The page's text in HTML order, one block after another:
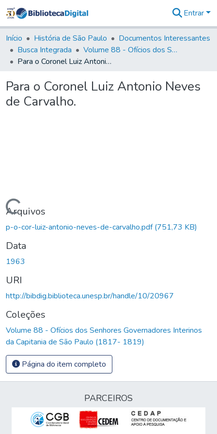
&
Coleções
Tudo na
Biblioteca
Estatísticas
Entrar
Início História de São Paulo
Documentos Interessantes
Busca Integrada
Volume 88 - Ofícios dos Senhores Governadores Interinos da Capitania de São Paulo (1817- 1819)
Para o Coronel Luiz Antonio Neves de Carvalho.
Para o Coronel Luiz Antonio Neves
de Carvalho.
Carregando...
Arquivos
p-o-cor-luiz-antonio-neves-de-carvalho.pdf(751,73 KB)
Data
1963
URI
http://bibdig.biblioteca.unesp.br/handle/10/20967
Coleções
Volume 88 - Ofícios dos Senhores Governadores Interinos
da Capitania de São Paulo (1817- 1819)
Página do item completo
PARCEIROS